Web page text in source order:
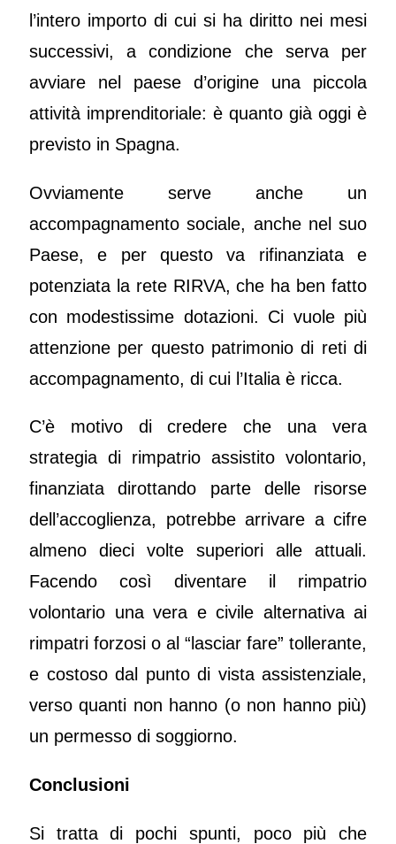
l’intero importo di cui si ha diritto nei mesi
successivi, a condizione che serva per
avviare nel paese d’origine una piccola
attività imprenditoriale: è quanto già oggi è
previsto in Spagna.
Ovviamente serve anche un
accompagnamento sociale, anche nel suo
Paese, e per questo va rifinanziata e
potenziata la rete RIRVA, che ha ben fatto
con modestissime dotazioni. Ci vuole più
attenzione per questo patrimonio di reti di
accompagnamento, di cui l’Italia è ricca.
C’è motivo di credere che una vera
strategia di rimpatrio assistito volontario,
finanziata dirottando parte delle risorse
dell’accoglienza, potrebbe arrivare a cifre
almeno dieci volte superiori alle attuali.
Facendo così diventare il rimpatrio
volontario una vera e civile alternativa ai
rimpatri forzosi o al “lasciar fare” tollerante,
e costoso dal punto di vista assistenziale,
verso quanti non hanno (o non hanno più)
un permesso di soggiorno.
Conclusioni
Si tratta di pochi spunti, poco più che